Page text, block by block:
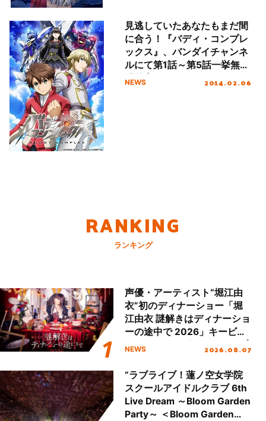
見逃していたあなたもまだ間
に合う！『バディ・コンプレ
ックス』、バンダイチャンネ
ルにて第1話～第5話一挙無料
配信中！
NEWS 2014.02.06
RANKING
ランキング
声優・アーティスト“堀江由
衣”初のディナーショー「堀
江由衣 謎解きはディナーショ
ーの途中で 2026」キービジ
ュアル＆グッズラインナップ
NEWS 2026.08.07
“ラブライブ！蓮ノ空女学院
スクールアイドルクラブ 6th
Live Dream ～Bloom Garden
Party～ ＜Bloom Garden